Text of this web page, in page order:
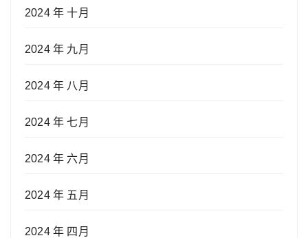
2024 年 十月
2024 年 九月
2024 年 八月
2024 年 七月
2024 年 六月
2024 年 五月
2024 年 四月